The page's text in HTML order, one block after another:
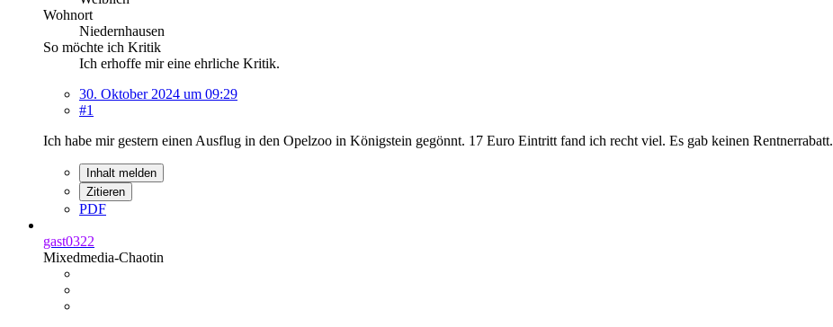
Wohnort
Niedernhausen
So möchte ich Kritik
Ich erhoffe mir eine ehrliche Kritik.
30. Oktober 2024 um 09:29
#1
Ich habe mir gestern einen Ausflug in den Opelzoo in Königstein gegönnt. 17 Euro Eintritt fand ich recht viel. Es gab keinen Rentnerrabatt.
Inhalt melden
Zitieren
PDF
gast0322
Mixedmedia-Chaotin